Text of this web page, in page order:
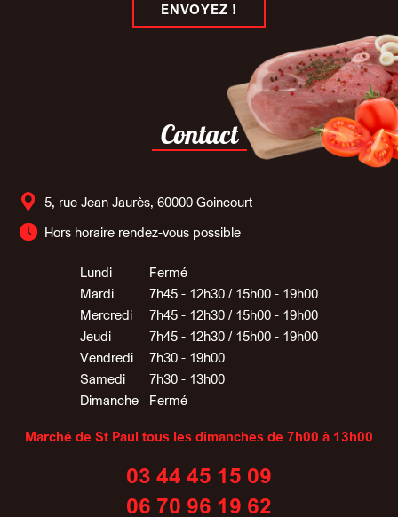
ENVOYEZ !
Contact
5, rue Jean Jaurès, 60000 Goincourt
Hors horaire rendez-vous possible
Lundi
Fermé
Mardi
7h45 - 12h30 / 15h00 - 19h00
Mercredi
7h45 - 12h30 / 15h00 - 19h00
Jeudi
7h45 - 12h30 / 15h00 - 19h00
Vendredi
7h30 - 19h00
Samedi
7h30 - 13h00
Dimanche
Fermé
Marché de St Paul tous les dimanches de 7h00 à 13h00
03 44 45 15 09
06 70 96 19 62